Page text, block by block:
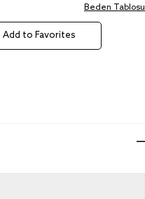
Beden Tablosu
Add to Favorites